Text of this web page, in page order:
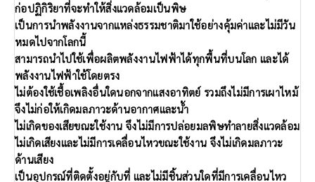
ก่อปฏิกิริยาที่จะทำให้สิ่งแวดล้อมเป็นพิษ
เป็นการนำพลังงานจากแหล่งธรรมชาติมาใช้อย่างคุ้มค่าและไม่มีวัน
หมดไปจากโลกนี้
สามารถนำไปใช้เพื่อผลิตพลังงานไฟฟ้าได้ทุกพื้นที่บนโลก และได้
พลังงานไฟฟ้าใช้โดยตรง
ไม่ต้องใช้เชื้อเพลิงอื่นใดนอกจากแสงอาทิตย์ รวมถึงไม่มีการเผาไหม้
จึงไม่ก่อให้เกิดมลภาวะด้านอากาศและน้ำ
ไม่เกิดของเสียขณะใช้งาน จึงไม่มีการปล่อยมลพิษทำลายสิ่งแวดล้อม
ไม่เกิดเสียงและไม่มีการเคลื่อนไหวขณะใช้งาน จึงไม่เกิดมลภาวะ
ด้านเสียง
เป็นอุปกรณ์ที่ติดตั้งอยู่กับที่ และไม่มีชิ้นส่วนใดที่มีการเคลื่อนไหว